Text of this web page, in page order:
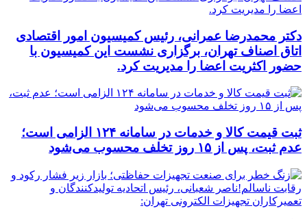
دکتر محمدرضا عمرانی، رئیس کمیسیون امور اقتصادی
اتاق اصناف تهران، برگزاری نشست این کمیسیون با
حضور اکثریت اعضا را مدیریت کرد.
ثبت قیمت کالا و خدمات در سامانه ۱۲۴ الزامی است؛
عدم ثبت، پس از ۱۵ روز تخلف محسوب می‌شود